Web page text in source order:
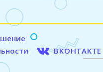
ВКОНТАКТЕ